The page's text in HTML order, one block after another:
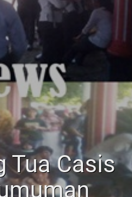
Tua Casis